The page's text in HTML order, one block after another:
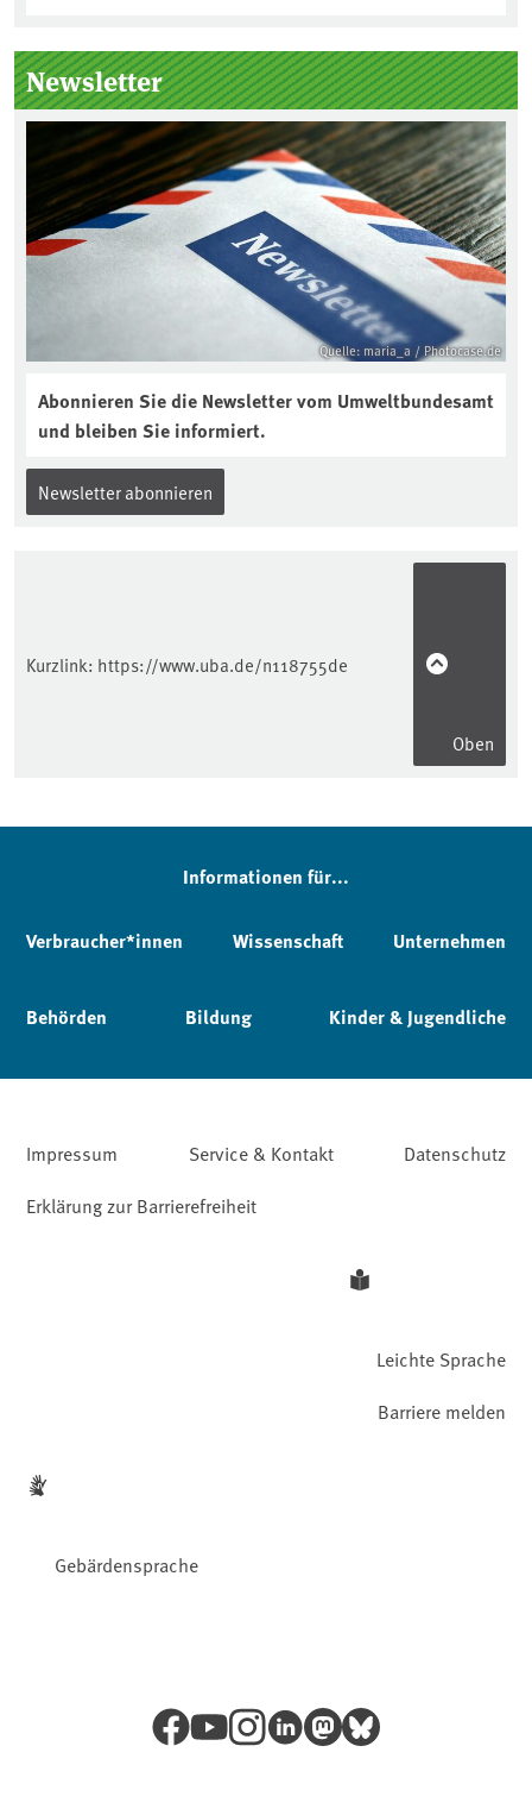
Newsletter
Quelle: maria_a / Photocase.de
Abonnieren Sie die Newsletter vom Umweltbundesamt
und bleiben Sie informiert.
Newsletter abonnieren
Kurzlink: https://www.uba.de/n118755de
Oben
Informationen für...
Verbraucher*innen Wissenschaft Unternehmen
Behörden Bildung Kinder & Jugendliche
Impressum Service & Kontakt
Datenschutz
Erklärung zur Barrierefreiheit
Leichte Sprache
Gebärdensprache
Barriere melden